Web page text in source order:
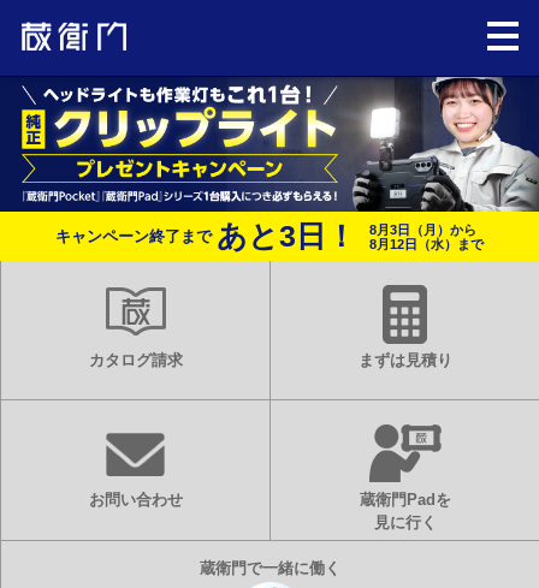
キャンペーン終了まで あと3 日！
8月3日（月）から
8月12日（水）まで
カタログ請求 まずは見積り
お問い合わせ
蔵衛門Padを
見に行く